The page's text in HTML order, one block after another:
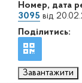
Номер, дата
3095 від
Поділитись:
Завантажити